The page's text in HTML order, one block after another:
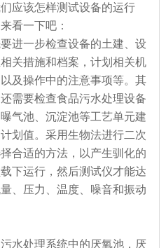
应该怎样测试设备的运行
看一下吧：
一步检查设备的土建、设
关措施和档案，计划相关机
及操作中的注意事项等。其
需要检查食品污水处理设备
气池、沉淀池等工艺单元建
划值。采用生物法进行二次
合适的方法，以产生驯化的
下运行，然后测试仪才能达
、压力、温度、噪音和振动
处理系统中的厌氧池，厌